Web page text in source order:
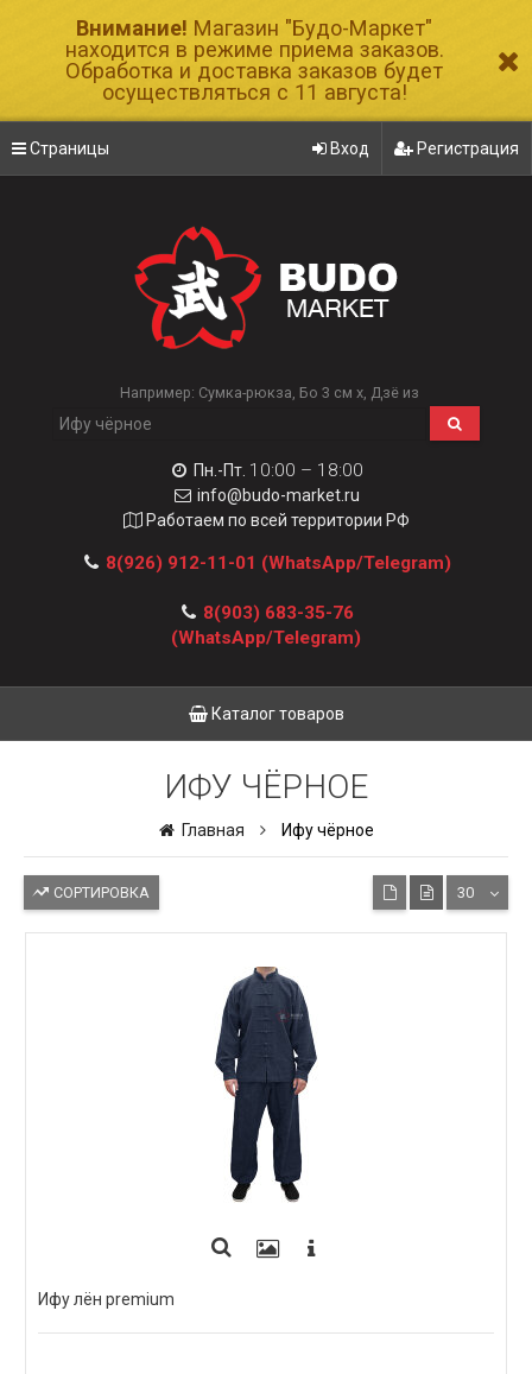
Внимание! Магазин "Будо-Маркет"
находится в режиме приема заказов.
Обработка и доставка заказов будет
осуществляться с 11 августа!
Страницы Вход Регистрация
Например: Сумка-рюкза Бо 3 см х Дзё из
Пн.-Пт. 10:00 – 18:00
info@budo-market.ru
Работаем по всей территории РФ
8(926) 912-11-01 (WhatsApp/Telegram)
8(903) 683-35-76
(WhatsApp/Telegram)
Каталог товаров
ИФУ ЧЁРНОЕ
Главная Ифу чёрное
СОРТИРОВКА 30
Ифу лён premium